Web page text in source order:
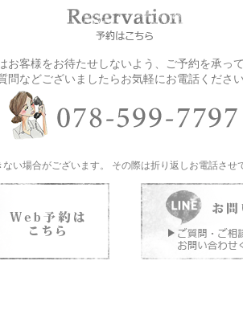
お客様をお待たせしないよう、ご予約を承って
問などございましたらお気軽にお電話ください
い場合がございます。 その際は折り返しお電話させ